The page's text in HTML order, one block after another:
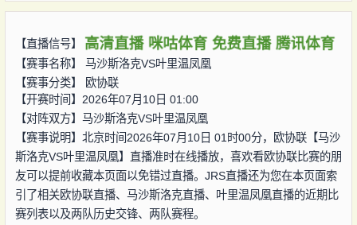
【直播信号】 高清直播 咪咕体育 免费直播 腾讯体育
【赛事名称】 马沙斯洛克VS叶里温凤凰
【赛事分类】
欧协联
【开赛时间】2026年07月10日 01:00
【对阵双方】 马沙斯洛克VS叶里温凤凰
【赛事说明】北京时间2026年07月10日 01时00分，欧协联【马沙
斯洛克VS叶里温凤凰】直播准时在线播放，喜欢看欧协联比赛的朋
友可以提前收藏本页面以免错过直播。JRS直播还为您在本页面索
引了相关欧协联直播、马沙斯洛克直播、叶里温凤凰直播的近期比
赛列表以及两队历史交锋、两队赛程。